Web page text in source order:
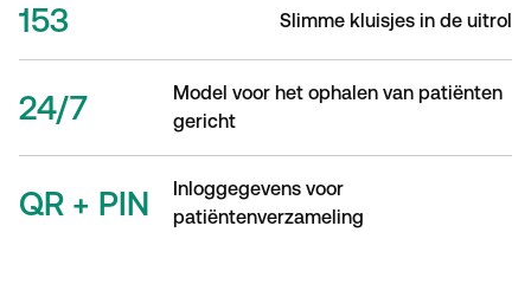
153 Slimme kluisjes in de uitrol
24/7
Model voor het ophalen van patiënten
gericht
QR + PIN
Inloggegevens voor
patiëntenverzameling